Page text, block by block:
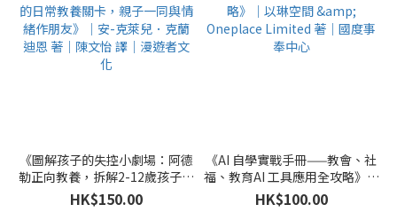
《圖解孩子的失控小劇場：阿德
勒正向教養，拆解2-12歲孩子的
日常教養關卡，親子一同與情緒
作朋友》｜安-克萊兒．克蘭迪
HK$150.00
《AI 自學實戰手冊——教會、社
福、教育AI 工具應用全攻略》｜
以琳空間 & Oneplace Limited
著｜國度事奉中心
HK$100.00